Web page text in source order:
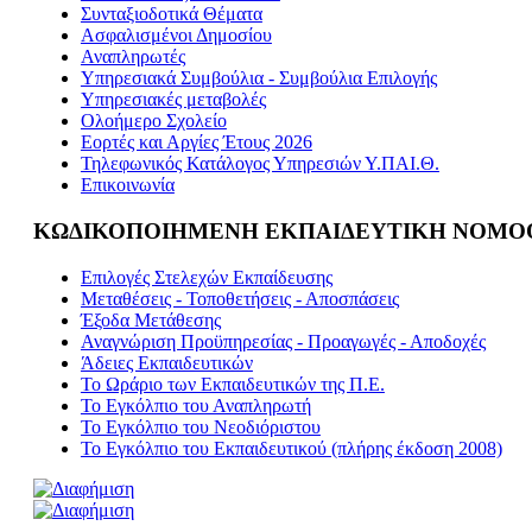
Συνταξιοδοτικά Θέματα
Ασφαλισμένοι Δημοσίου
Αναπληρωτές
Υπηρεσιακά Συμβούλια - Συμβούλια Επιλογής
Υπηρεσιακές μεταβολές
Ολοήμερο Σχολείο
Εορτές και Αργίες Έτους 2026
Τηλεφωνικός Κατάλογος Υπηρεσιών Υ.ΠΑΙ.Θ.
Επικοινωνία
ΚΩΔΙΚΟΠΟΙΗΜΕΝΗ ΕΚΠΑΙΔΕΥΤΙΚΗ
Επιλογές Στελεχών Εκπαίδευσης
Μεταθέσεις - Τοποθετήσεις - Αποσπάσεις
Έξοδα Μετάθεσης
Αναγνώριση Προϋπηρεσίας - Προαγωγές - Αποδοχές
Άδειες Εκπαιδευτικών
Το Ωράριο των Εκπαιδευτικών της Π.Ε.
Το Εγκόλπιο του Αναπληρωτή
Το Εγκόλπιο του Νεοδιόριστου
Το Εγκόλπιο του Εκπαιδευτικού (πλήρης έκδοση 2008)